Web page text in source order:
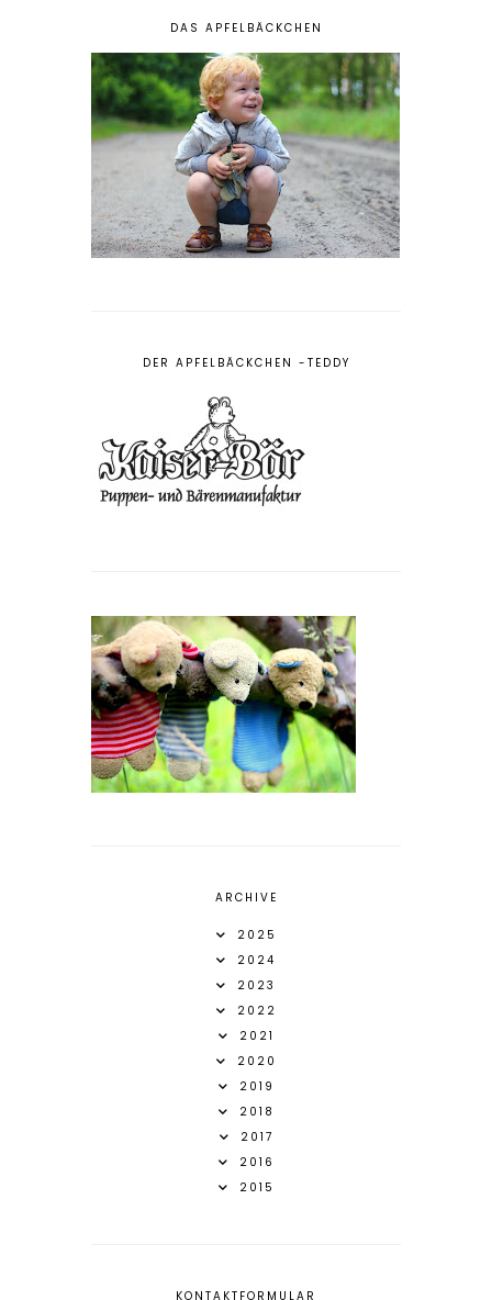
DAS APFELBÄCKCHEN
DER APFELBÄCKCHEN -TEDDY
ARCHIVE
2025
2024
2023
2022
2021
2020
2019
2018
2017
2016
2015
KONTAKTFORMULAR